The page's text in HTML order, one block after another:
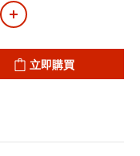
立即購買